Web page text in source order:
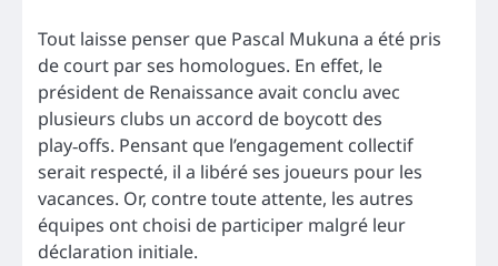
Tout laisse penser que Pascal Mukuna a été pris
de court par ses homologues. En effet, le
président de Renaissance avait conclu avec
plusieurs clubs un accord de boycott des
play‑offs. Pensant que l’engagement collectif
serait respecté, il a libéré ses joueurs pour les
vacances. Or, contre toute attente, les autres
équipes ont choisi de participer malgré leur
déclaration initiale.